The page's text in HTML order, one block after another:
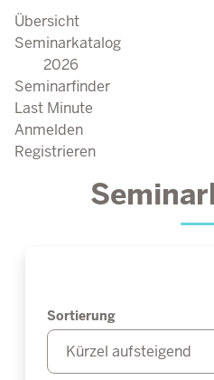
Übersicht
Seminarkatalog
2026
Seminarfinder
Last Minute
Anmelden
Registrieren
Sortierung